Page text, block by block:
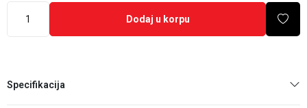
Dodaj u korpu
Specifikacija